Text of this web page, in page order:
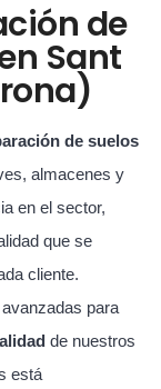
de
Sant
de suelos
almacenes y
en el sector,
que se
cliente.
para
de nuestros
está